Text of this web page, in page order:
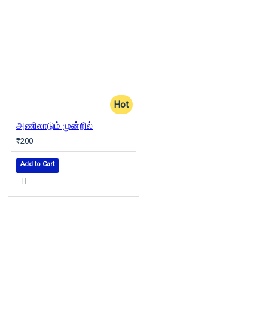
Hot
அணிலாடும் முன்றில்
₹200
Add to Cart